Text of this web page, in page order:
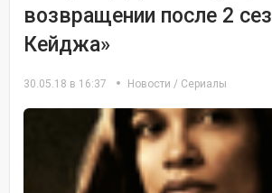
возвращении после 2
Кейджа»
30.05.18 в 16:37 Новости / Сериалы